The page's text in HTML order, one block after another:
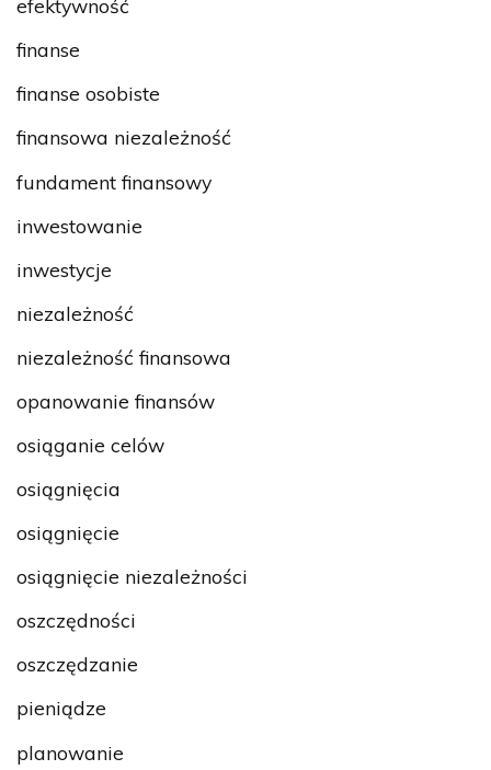
efektywność
finanse
finanse osobiste
finansowa niezależność
fundament finansowy
inwestowanie
inwestycje
niezależność
niezależność finansowa
opanowanie finansów
osiąganie celów
osiągnięcia
osiągnięcie
osiągnięcie niezależności
oszczędności
oszczędzanie
pieniądze
planowanie